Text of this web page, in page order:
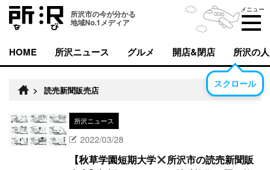
所沢市の今が分かる
地域No.1メディア
メニュー
HOME 所沢ニュース グルメ 開店&閉店 所沢の人
スクロール
> 読売新聞販売店
所沢ニュース
2022/03/28
【秋草学園短期大学
所沢市の読売新聞販